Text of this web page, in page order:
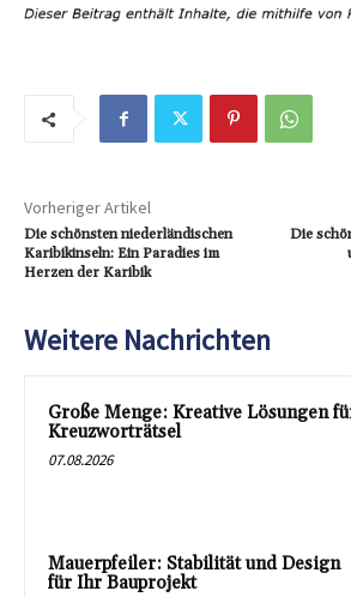
Vorheriger Artikel
Die schönsten niederländischen
Karibikinseln: Ein Paradies im
Herzen der Karibik
Die
Weitere Nachrichten
Große Menge: Kreative Lösungen
Kreuzworträtsel
07.08.2026
Mauerpfeiler: Stabilität und Design
für Ihr Bauprojekt